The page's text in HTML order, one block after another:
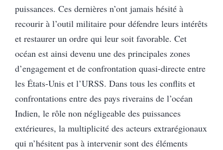
puissances. Ces dernières n’ont jamais hésité à
recourir à l’outil militaire pour défendre leurs intérêts
et restaurer un ordre qui leur soit favorable. Cet
océan est ainsi devenu une des principales zones
d’engagement et de confrontation quasi-directe entre
les États-Unis et l’URSS. Dans tous les conflits et
confrontations entre des pays riverains de l’océan
Indien, le rôle non négligeable des puissances
extérieures, la multiplicité des acteurs extrarégionaux
qui n’hésitent pas à intervenir sont des éléments